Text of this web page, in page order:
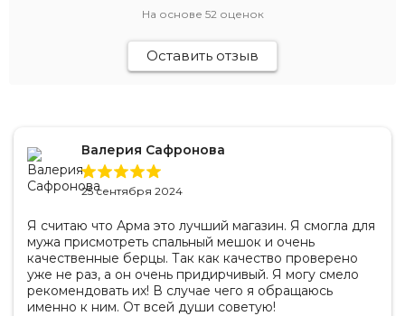
На основе 52 оценок
Оставить отзыв
Валерия Сафронова
25 сентября 2024
Я считаю что Арма это лучший магазин. Я смогла для
мужа присмотреть спальный мешок и очень
качественные берцы. Так как качество проверено
уже не раз, а он очень придирчивый. Я могу смело
рекомендовать их! В случае чего я обращаюсь
именно к ним. От всей души советую!